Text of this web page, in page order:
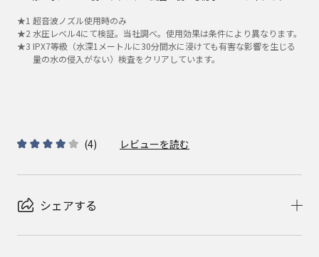
★1 超音波ノズル使用時のみ
★2 水圧レベル4にて検証。当社調べ。使用効果は条件により異なります。
★3 IPX7等級（水深1メートルに30分間水に浸けても有害な影響を生じる
量の水の侵入がない）検査をクリアしています。
(4) レビューを読む
シェアする